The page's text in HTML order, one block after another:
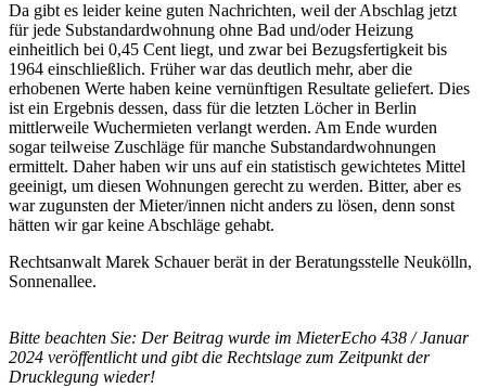
Da gibt es leider keine guten Nachrichten, weil der Abschlag jetzt
für jede Substandardwohnung ohne Bad und/oder Heizung
einheitlich bei 0,45 Cent liegt, und zwar bei Bezugsfertigkeit bis
1964 einschließlich. Früher war das deutlich mehr, aber die
erhobenen Werte haben keine vernünftigen Resultate geliefert. Dies
ist ein Ergebnis dessen, dass für die letzten Löcher in Berlin
mittlerweile Wuchermieten verlangt werden. Am Ende wurden
sogar teilweise Zuschläge für manche Substandardwohnungen
ermittelt. Daher haben wir uns auf ein statistisch gewichtetes Mittel
geeinigt, um diesen Wohnungen gerecht zu werden. Bitter, aber es
war zugunsten der Mieter/innen nicht anders zu lösen, denn sonst
hätten wir gar keine Abschläge gehabt.
Rechtsanwalt Marek Schauer berät in der Beratungsstelle Neukölln,
Sonnenallee.
Bitte beachten Sie: Der Beitrag wurde im MieterEcho 438 / Januar
2024 veröffentlicht und gibt die Rechtslage zum Zeitpunkt der
Drucklegung wieder!